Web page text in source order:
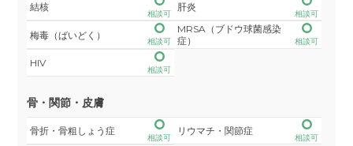
結核
相談可
肝炎
相談可
梅毒（ばいどく）
相談可
MRSA（ブドウ球菌感染
症）
相談可
HIV
相談可
骨・関節・皮膚
骨折・骨粗しょう症
相談可
リウマチ・関節症
相談可